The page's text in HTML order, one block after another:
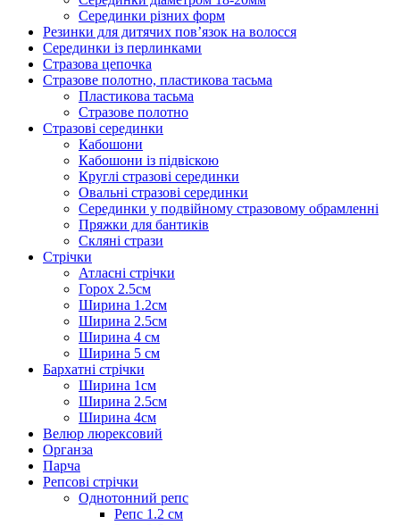
Серединки різних форм
Резинки для дитячих пов’язок на волосся
Серединки із перлинками
Стразова цепочка
Стразове полотно, пластикова тасьма
Пластикова тасьма
Стразове полотно
Стразові серединки
Кабошони
Кабошони із підвіскою
Круглі стразові серединки
Овальні стразові серединки
Серединки у подвійному стразовому обрамленні
Пряжки для бантиків
Скляні стрази
Стрічки
Атласні стрічки
Горох 2.5см
Ширина 1.2см
Ширина 2.5см
Ширина 4 см
Ширина 5 см
Бархатні стрічки
Ширина 1см
Ширина 2.5см
Ширина 4см
Велюр люрексовий
Органза
Парча
Репсові стрічки
Однотонний репс
Репс 1.2 см